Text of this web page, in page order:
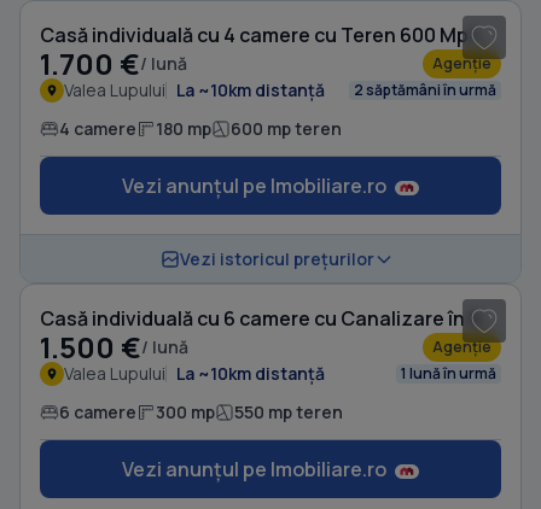
Casă individuală cu 4 camere cu Teren 600 Mp în Valea Lupului
1.700 €/ lună Agenție
Valea Lupului La ~10km distanță 2 săptămâni în urmă
4 camere 180 mp 600 mp teren
Vezi anunțul pe Imobiliare.ro
Vezi istoricul prețurilor
Casă individuală cu 6 camere cu Canalizare în Valea Lupului
1.500 €/ lună Agenție
Valea Lupului La ~10km distanță 1 lună în urmă
6 camere 300 mp 550 mp teren
Vezi anunțul pe Imobiliare.ro